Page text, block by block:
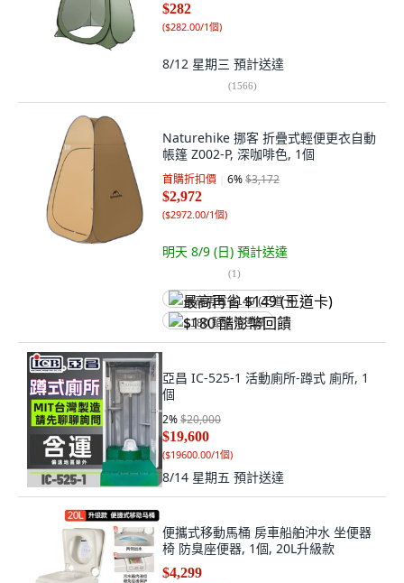
$282
($282.00/1個)
8/12 星期三 預計送達
(1566)
Naturehike 挪客 折疊式輕便更衣自動
帳篷 Z002-P, 深咖啡色, 1個
首購折扣價 6%$3,172
$2,972
($2972.00/1個)
明天 8/9 (日) 預計送達
(1)
最高再省 $149 (王道卡)
$180 酷澎幣回饋
亞昌 IC-525-1 活動廁所-蹲式 廁所, 1
個
2%$20,000
$19,600
($19600.00/1個)
8/14 星期五 預計送達
便攜式移動馬桶 房車船舶沖水 坐便器
椅 防臭座便器, 1個, 20L升級款
$4,299